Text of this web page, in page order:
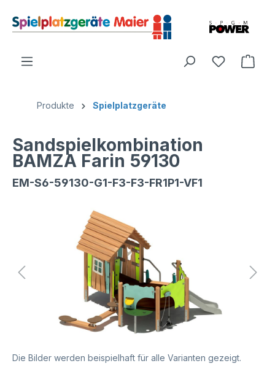
Produkte Spielplatzgeräte
Sandspielkombination
BAMZA Farin 59130
EM-S6-59130-G1-F3-F3-FR1P1-VF1
Die Bilder werden beispielhaft für alle Varianten gezeigt.